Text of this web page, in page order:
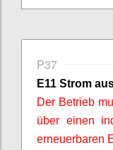
P37
E11 Strom
Der Betrieb
über einen
erneuerbaren